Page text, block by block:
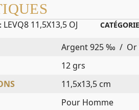
LEVQ8 11,5X13,5 OJ
Argent 925 ‰ /
12 grs
11,5x13,5 cm
Pour Homme